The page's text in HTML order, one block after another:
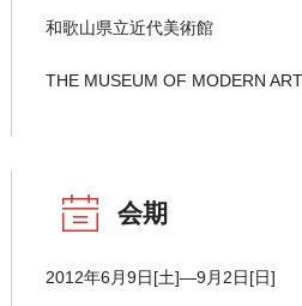
和歌山県立近代美術館
THE MUSEUM OF MODERN
会期
2012年6月9日[土]―9月2日[日]